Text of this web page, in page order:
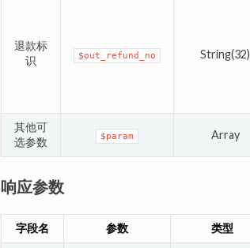
退款标
识
$out_refund_no String(32)
其他可
选参数
$param Array
响应参数
字段名 参数 类型